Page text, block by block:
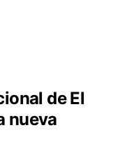
de El
nueva